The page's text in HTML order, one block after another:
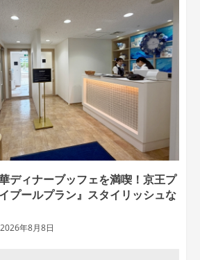
ディナーブッフェを満喫！京王プ
プールプラン』スタイリッシュな
2026年8月8日